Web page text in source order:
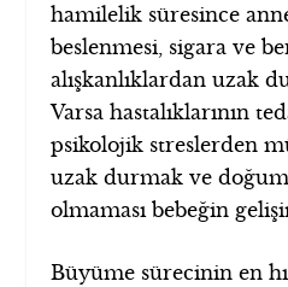
hamilelik süresince
beslenmesi, sigara ve
alışkanlıklardan uzak
Varsa hastalıklarının
psikolojik streslerden
uzak durmak ve doğum
olmaması bebeğin
Büyüme sürecinin en